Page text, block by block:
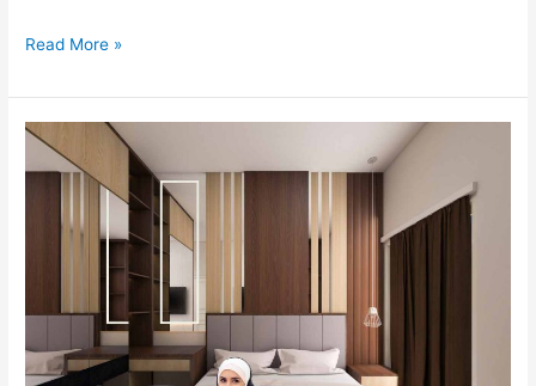
Read More »
Pilih
Furniture
Gresik
Jawa
Timur